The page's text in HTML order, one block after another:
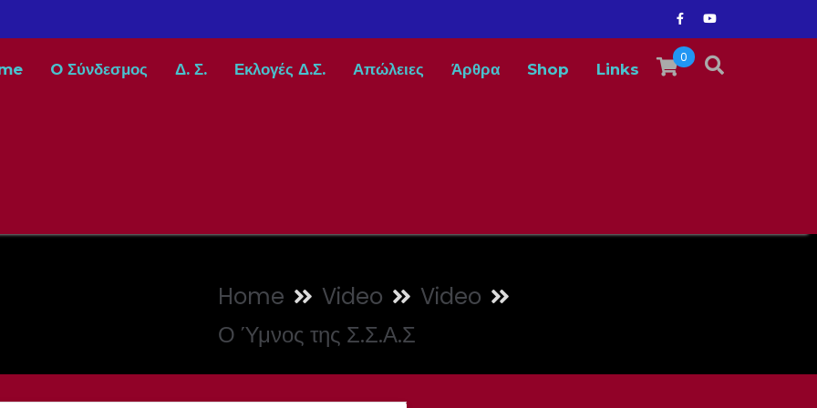
0
O Σύνδεσμος Δ. Σ. Εκλογές Δ.Σ. Απώλειες Άρθρα Shop Links
Home Video
Video
Ο Ύμνος της Σ.Σ.Α.Σ